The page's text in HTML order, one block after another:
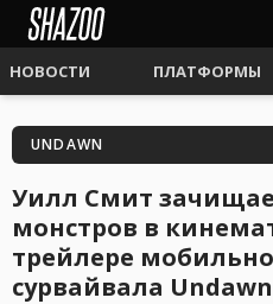
НОВОСТИ ПЛАТФОРМЫ
UNDAWN
Уилл Смит
монстров в
трейлере
сурвайвала Undawn